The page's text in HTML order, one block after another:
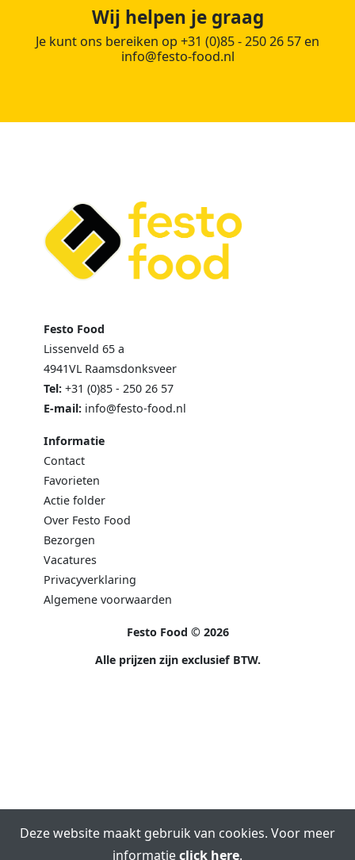
Wij helpen je graag
Je kunt ons bereiken op +31 (0)85 - 250 26 57 en
info@festo-food.nl
Festo Food
Lissenveld 65 a
4941VL Raamsdonksveer
Tel: +31 (0)85 - 250 26 57
E-mail: info@festo-food.nl
Informatie
Contact
Favorieten
Actie folder
Over Festo Food
Bezorgen
Vacatures
Privacyverklaring
Algemene voorwaarden
Festo Food © 2026
Alle prijzen zijn exclusief BTW.
Deze website maakt gebruik van cookies. Voor meer
informatieclick here.